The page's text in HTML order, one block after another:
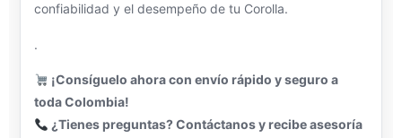
confiabilidad y el desempeño de tu Corolla.
.
¡Consíguelo ahora con envío rápido y seguro a
toda Colombia!
¿Tienes preguntas? Contáctanos y recibe asesoría